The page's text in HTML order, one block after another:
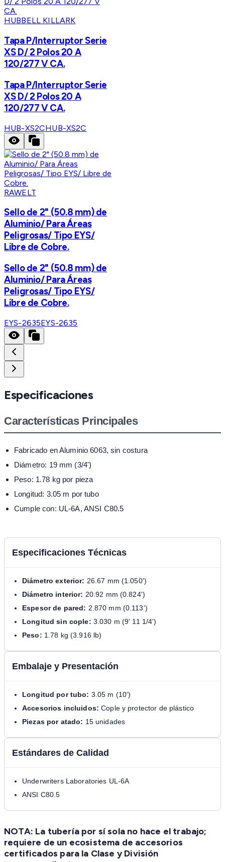
HUBBELL KILLARK
Tapa P/Interruptor Serie
XS D/ 2 Polos 20 A
120/277 V CA.
Tapa P/Interruptor Serie
XS D/ 2 Polos 20 A
120/277 V CA.
HUB-XS2CHUB-XS2C
RAWELT
Sello de 2" (50.8 mm) de
Aluminio/ Para Áreas
Peligrosas/ Tipo EYS/
Libre de Cobre.
Sello de 2" (50.8 mm) de
Aluminio/ Para Áreas
Peligrosas/ Tipo EYS/
Libre de Cobre.
EYS-2635EYS-2635
Especificaciones
Características Principales
Fabricado en Aluminio 6063, sin costura
Diámetro: 19 mm (3/4')
Peso: 1.78 kg por pieza
Longitud: 3.05 m por tubo
Cumple con: UL-6A, ANSI C80.5
Especificaciones Técnicas
Diámetro exterior: 26.67 mm (1.050')
Diámetro interior: 20.92 mm (0.824')
Espesor de pared: 2.870 mm (0.113')
Longitud sin cople: 3.030 m (9' 11 1/4')
Peso: 1.78 kg (3.916 lb)
Embalaje y Presentación
Longitud por tubo: 3.05 m (10')
Accesorios incluidos: Cople y protector de plástico
Piezas por atado: 15 unidades
Estándares de Calidad
Underwriters Laboratories UL-6A
ANSI C80.5
NOTA: La tubería por sí sola no hace el trabajo;
requiere de un ecosistema de accesorios
certificados para la Clase y División